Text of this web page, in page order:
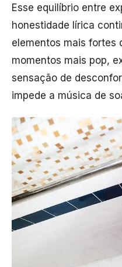
Esse equilíbrio entre
honestidade lírica
elementos mais fortes
momentos mais pop,
sensação de
impede a música de